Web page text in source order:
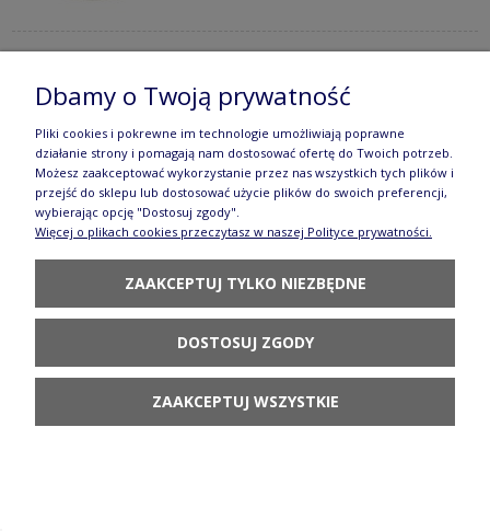
Krzyż 19,5 x 11,8 cm GD1089DEK1208 Ceramika
Bolesławiec
59,90 zł
DOSTĘPNOŚCI
Mlecznik krówka V 0,075 L GU1885DEK1208
Ceramika Bolesławiec
Dbamy o Twoją prywatność
Pliki cookies i pokrewne im technologie umożliwiają poprawne
działanie strony i pomagają nam dostosować ofertę do Twoich potrzeb.
Możesz zaakceptować wykorzystanie przez nas wszystkich tych plików i
przejść do sklepu lub dostosować użycie plików do swoich preferencji,
wybierając opcję "Dostosuj zgody".
Więcej o plikach cookies przeczytasz w naszej Polityce prywatności.
ZAAKCEPTUJ TYLKO NIEZBĘDNE
DOSTOSUJ ZGODY
ZAAKCEPTUJ WSZYSTKIE